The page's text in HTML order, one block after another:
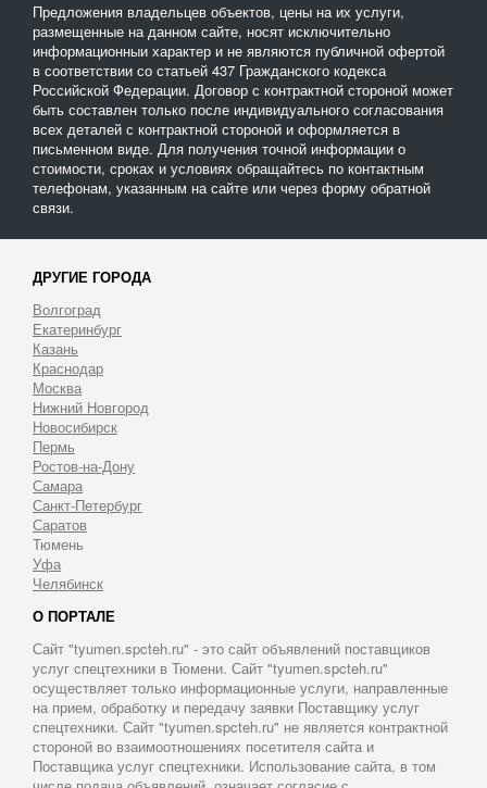
Предложения владельцев объектов, цены на их услуги,
размещенные на данном сайте, носят исключительно
информационныи характер и не являются публичной офертой
в соответствии со статьей 437 Гражданского кодекса
Российской Федерации. Договор с контрактной стороной может
быть составлен только после индивидуального согласования
всех деталей с контрактной стороной и оформляется в
письменном виде. Для получения точной информации о
стоимости, сроках и условиях обращайтесь по контактным
телефонам, указанным на сайте или через форму обратной
связи.
ДРУГИЕ ГОРОДА
Волгоград
Екатеринбург
Казань
Краснодар
Москва
Нижний Новгород
Новосибирск
Пермь
Ростов-на-Дону
Самара
Санкт-Петербург
Саратов
Тюмень
Уфа
Челябинск
О ПОРТАЛЕ
Сайт "tyumen.spcteh.ru" - это сайт объявлений поставщиков
услуг спецтехники в Тюмени. Сайт "tyumen.spcteh.ru"
осуществляет только информационные услуги, направленные
на прием, обработку и передачу заявки Поставщику услуг
спецтехники. Сайт "tyumen.spcteh.ru" не является контрактной
стороной во взаимоотношениях посетителя сайта и
Поставщика услуг спецтехники. Использование сайта, в том